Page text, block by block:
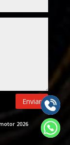
Enviar
2026